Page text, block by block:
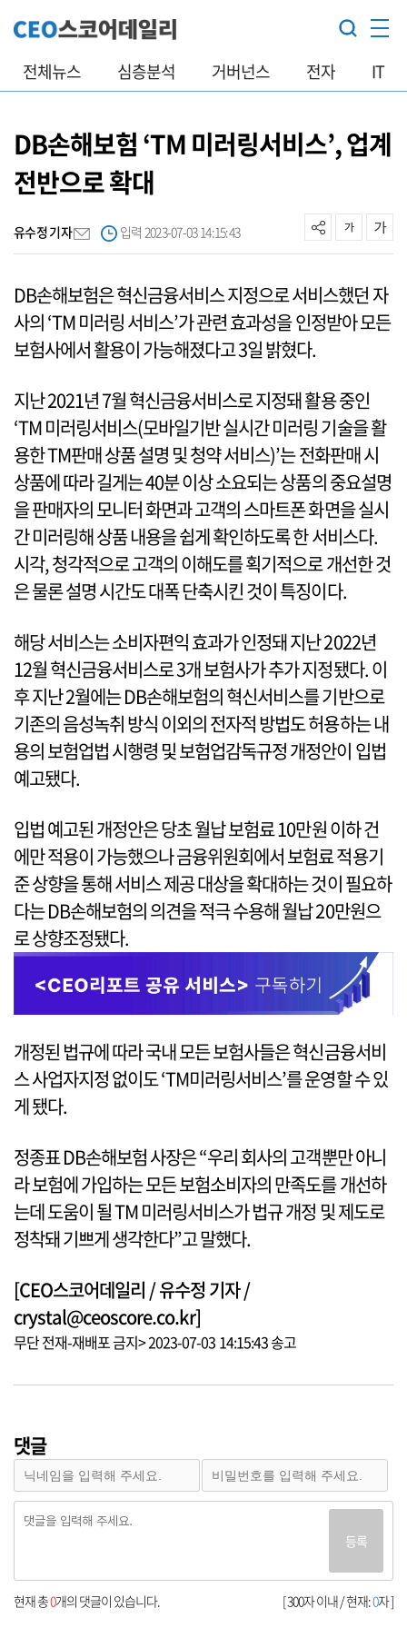
전체뉴스 심층분석 거버넌스 전자 IT
DB손해보험 ‘TM 미러링서비스’, 업계
전반으로 확대
유수정 기자 입력 2023-07-03 14:15:43
DB손해보험은 혁신금융서비스 지정으로 서비스했던 자
사의 ‘TM 미러링 서비스’가 관련 효과성을 인정받아 모든
보험사에서 활용이 가능해졌다고 3일 밝혔다.
지난 2021년 7월 혁신금융서비스로 지정돼 활용 중인
‘TM 미러링서비스(모바일기반 실시간 미러링 기술을 활
용한 TM판매 상품 설명 및 청약 서비스)’는 전화판매 시
상품에 따라 길게는 40분 이상 소요되는 상품의 중요설명
을 판매자의 모니터 화면과 고객의 스마트폰 화면을 실시
간 미러링해 상품 내용을 쉽게 확인하도록 한 서비스다.
시각, 청각적으로 고객의 이해도를 획기적으로 개선한 것
은 물론 설명 시간도 대폭 단축시킨 것이 특징이다.
해당 서비스는 소비자편익 효과가 인정돼 지난 2022년
12월 혁신금융서비스로 3개 보험사가 추가 지정됐다. 이
후 지난 2월에는 DB손해보험의 혁신서비스를 기반으로
기존의 음성녹취 방식 이외의 전자적 방법도 허용하는 내
용의 보험업법 시행령 및 보험업감독규정 개정안이 입법
예고됐다.
입법 예고된 개정안은 당초 월납 보험료 10만원 이하 건
에만 적용이 가능했으나 금융위원회에서 보험료 적용기
준 상향을 통해 서비스 제공 대상을 확대하는 것이 필요하
다는 DB손해보험의 의견을 적극 수용해 월납 20만원으
로 상향조정됐다.
개정된 법규에 따라 국내 모든 보험사들은 혁신금융서비
스 사업자지정 없이도 ‘TM미러링서비스’를 운영할 수 있
게 됐다.
정종표 DB손해보험 사장은 “우리 회사의 고객뿐만 아니
라 보험에 가입하는 모든 보험소비자의 만족도를 개선하
는데 도움이 될 TM 미러링서비스가 법규 개정 및 제도로
정착돼 기쁘게 생각한다”고 말했다.
[CEO스코어데일리 / 유수정 기자 /
crystal@ceoscore.co.kr]
무단 전재-재배포 금지> 2023-07-03 14:15:43 송고
댓글
등록
[ 300자 이내 / 현재:0자 ]
현재 총0개의 댓글이 있습니다.